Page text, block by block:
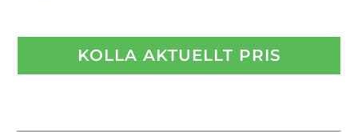
KOLLA AKTUELLT PRIS